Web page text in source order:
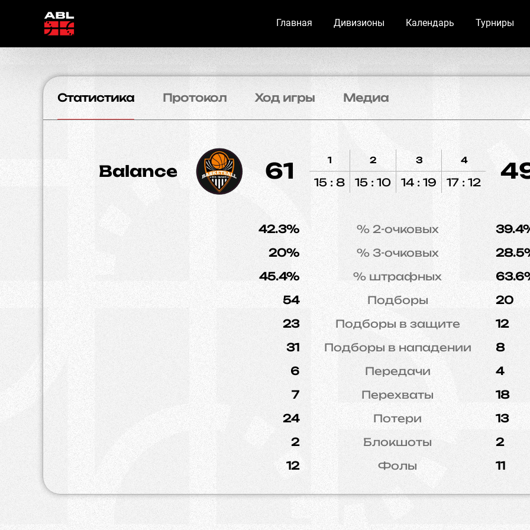
Главная Дивизионы Календарь Турниры
Статистика Протокол Ход игры Медиа
Balance 61 1
15 : 8
2
15 : 10
3
14 : 19
4
17 : 12
42.3% % 2-очковых
20%
% 3-очковых
45.4%
% штрафных
54
Подборы
20
23
Подборы в защите
12
31
Подборы в нападении
8
6
Передачи
4
7
Перехваты
18
24
Потери
13
2
Блокшоты
2
12
Фолы 11